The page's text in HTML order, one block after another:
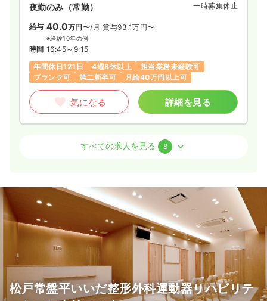
夜勤のみ（常勤） 一時募集休止
給与 40.0万円〜/月 賞与93.1万円〜
※経験10年の例
時間 16:45～9:15
年間休日121日
4週8休以上
担当業務未経験可
ブランク可
第二新卒可 月給40万円以上可
気になる 詳細を見る
37.1万円/月
※経験25年の例
（休憩60分）
日曜休み
年間休日121日
4週8休以上
月給37万円以上可
気になる 詳細を見る
すべての求人を見る 8
松戸常盤平いいだ整形外科運動器リハビリテ